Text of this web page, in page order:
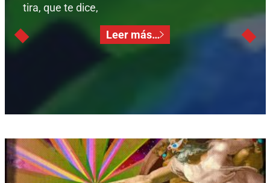
tira, que te dice,
Leer más…